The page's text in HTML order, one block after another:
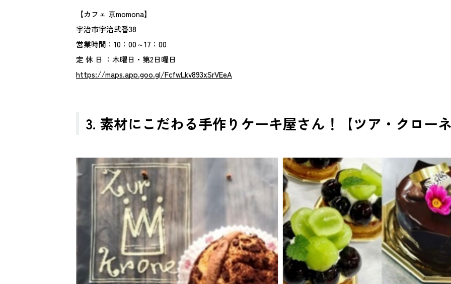
【カフェ 京momona】
宇治市宇治弐番38
営業時間：10：00～17：00
定 休 日 ：木曜日・第2日曜日
https://maps.app.goo.gl/FcfwLkv893xSrVEeA
3. 素材にこだわる手作りケーキ屋さん！【ツア・クロー